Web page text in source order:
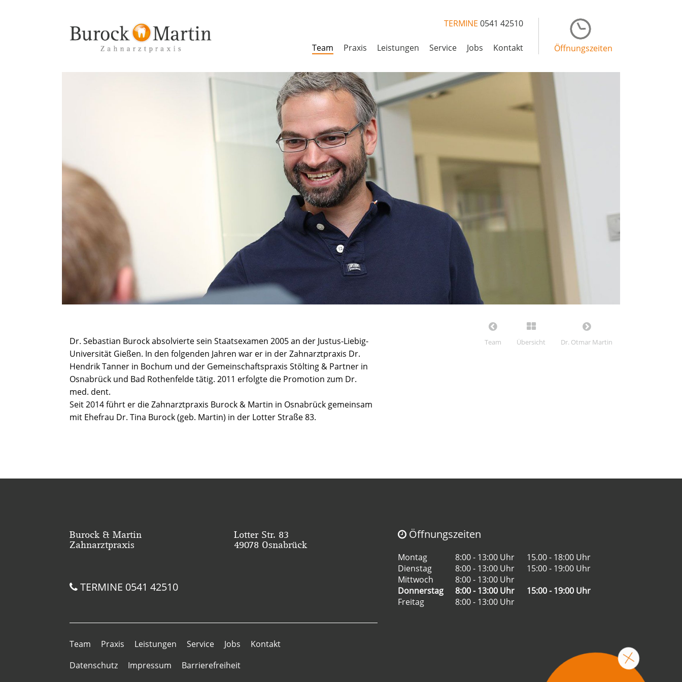
TERMINE 0541 42510
Team Praxis Leistungen Service Jobs Kontakt Öffnungszeiten
Team Übersicht Dr. Otmar Martin
Dr. Sebastian Burock absolvierte sein Staatsexamen 2005 an der Justus-Liebig-
Universität Gießen. In den folgenden Jahren war er in der Zahnarztpraxis Dr.
Hendrik Tanner in Bochum und der Gemeinschaftspraxis Stölting & Partner in
Osnabrück und Bad Rothenfelde tätig. 2011 erfolgte die Promotion zum Dr.
med. dent.
Seit 2014 führt er die Zahnarztpraxis Burock & Martin in Osnabrück gemeinsam
mit Ehefrau Dr. Tina Burock (geb. Martin) in der Lotter Straße 83.
Burock & Martin
Zahnarztpraxis
Lotter Str. 83
49078 Osnabrück
TERMINE 0541 42510
Öffnungszeiten
Montag 8:00 - 13:00 Uhr
15.00 - 18:00 Uhr
Dienstag
8:00 - 13:00 Uhr
15:00 - 19:00 Uhr
Mittwoch
8:00 - 13:00 Uhr
Donnerstag
8:00 - 13:00 Uhr
15:00 - 19:00 Uhr
Freitag
8:00 - 13:00 Uhr
Team Praxis Leistungen Service Jobs
Kontakt
Datenschutz
Impressum Barrierefreiheit